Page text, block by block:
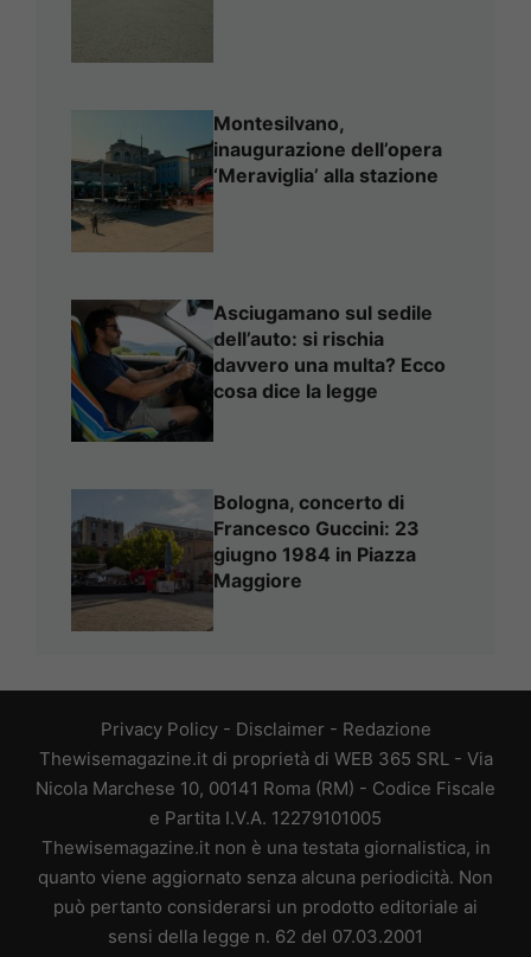
Montesilvano,
inaugurazione dell’opera
‘Meraviglia’ alla stazione
Asciugamano sul sedile
dell’auto: si rischia
davvero una multa? Ecco
cosa dice la legge
Bologna, concerto di
Francesco Guccini: 23
giugno 1984 in Piazza
Maggiore
Privacy Policy- Disclaimer - Redazione
Thewisemagazine.it di proprietà di WEB 365 SRL - Via
Nicola Marchese 10, 00141 Roma (RM) - Codice Fiscale
e Partita I.V.A. 12279101005
Thewisemagazine.it non è una testata giornalistica, in
quanto viene aggiornato senza alcuna periodicità. Non
può pertanto considerarsi un prodotto editoriale ai
sensi della legge n. 62 del 07.03.2001